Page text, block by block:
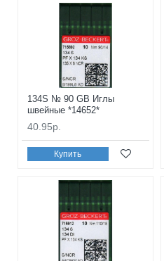
134S № 90 GB Иглы
швейные *14652*
40.95р.
Купить